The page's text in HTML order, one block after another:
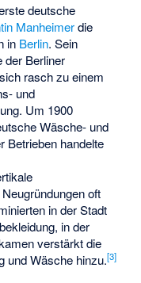
deutsche
Manheimerdie
in Berlin. Sein
der Berliner
rasch zu einem
und
Um 1900
Wäsche- und
Betrieben handelte
oft
in der Stadt
in der
verstärkt die
und Wäsche hinzu.[3]